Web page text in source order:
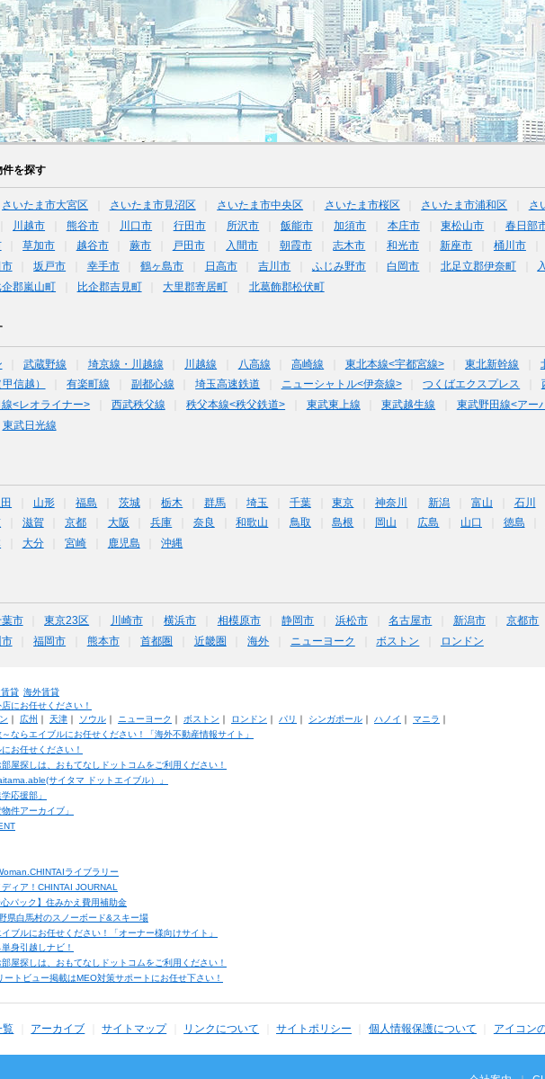
件を探す
さいたま市大宮区 さいたま市見沼区 さいたま市中央区 さいたま市桜区 さいたま市浦和区
さ
川越市 熊谷市 川口市 行田市 所沢市 飯能市 加須市 本庄市 東松山市 春日部
草加市 越谷市 蕨市 戸田市 入間市 朝霞市 志木市 和光市 新座市 桶川市
市 坂戸市 幸手市 鶴ヶ島市 日高市 吉川市 ふじみ野市 白岡市 北足立郡伊奈町
企郡嵐山町 比企郡吉見町 大里郡寄居町 北葛飾郡松伏町
武蔵野線 埼京線・川越線 川越線 八高線 高崎線 東北本線<宇都宮線> 東北新幹線
信越） 有楽町線 副都心線 埼玉高速鉄道 ニューシャトル<伊奈線> つくばエクスプレス
<レオライナー> 西武秩父線 秩父本線<秩父鉄道> 東武東上線 東武越生線
東武野田線<アー
東武日光線
山形 福島 茨城 栃木 群馬 埼玉 千葉 東京 神奈川 新潟 富山 石川
滋賀 京都 大阪 兵庫 奈良 和歌山 鳥取 島根 岡山 広島 山口 徳島
大分 宮崎 鹿児島 沖縄
葉市 東京23区 川崎市 横浜市 相模原市 静岡市 浜松市 名古屋市 新潟市 京都市
福岡市 熊本市 首都圏 近畿圏 海外 ニューヨーク ボストン ロンドン
貸 海外賃貸
にお任せください！
｜ 広州 ｜ 天津｜ ソウル｜ ニューヨーク ｜ ボストン ｜ ロンドン ｜ パリ ｜ シンガポール｜ ハノイ ｜ マニラ ｜
ならエイブルにお任せください！「海外不動産情報サイト」
お任せください！
屋探しは、おもてなしドットコムをご利用ください！
サイタマ ドットエイブル）」
応援部」
件アーカイブ」
ライブラリー
ィア！CHINTAI JOURNAL
パック】住みかえ費用補助金
県白馬村のスノーボード&スキー場
ブルにお任せください！「オーナー様向けサイト」
身引越しナビ！
屋探しは、おもてなしドットコムをご利用ください！
トビュー掲載はMEO対策サポートにお任せ下さい！
覧 アーカイブ サイトマップ リンクについて サイトポリシー 個人情報保護について アイコン